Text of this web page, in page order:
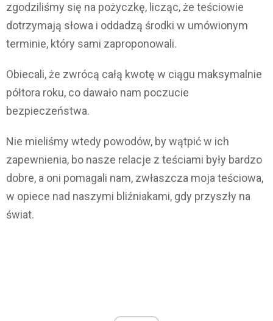
zgodziliśmy się na pożyczkę, licząc, że teściowie
dotrzymają słowa i oddadzą środki w umówionym
terminie, który sami zaproponowali.
Obiecali, że zwrócą całą kwotę w ciągu maksymalnie
półtora roku, co dawało nam poczucie
bezpieczeństwa.
Nie mieliśmy wtedy powodów, by wątpić w ich
zapewnienia, bo nasze relacje z teściami były bardzo
dobre, a oni pomagali nam, zwłaszcza moja teściowa,
w opiece nad naszymi bliźniakami, gdy przyszły na
świat.